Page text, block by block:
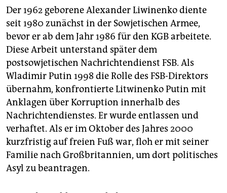
Der 1962 geborene Alexander Liwinenko diente
seit 1980 zunächst in der Sowjetischen Armee,
bevor er ab dem Jahr 1986 für den KGB arbeitete.
Diese Arbeit unterstand später dem
postsowjetischen Nachrichtendienst FSB. Als
Wladimir Putin 1998 die Rolle des FSB-Direktors
übernahm, konfrontierte Litwinenko Putin mit
Anklagen über Korruption innerhalb des
Nachrichtendienstes. Er wurde entlassen und
verhaftet. Als er im Oktober des Jahres 2000
kurzfristig auf freien Fuß war, floh er mit seiner
Familie nach Großbritannien, um dort politisches
Asyl zu beantragen.